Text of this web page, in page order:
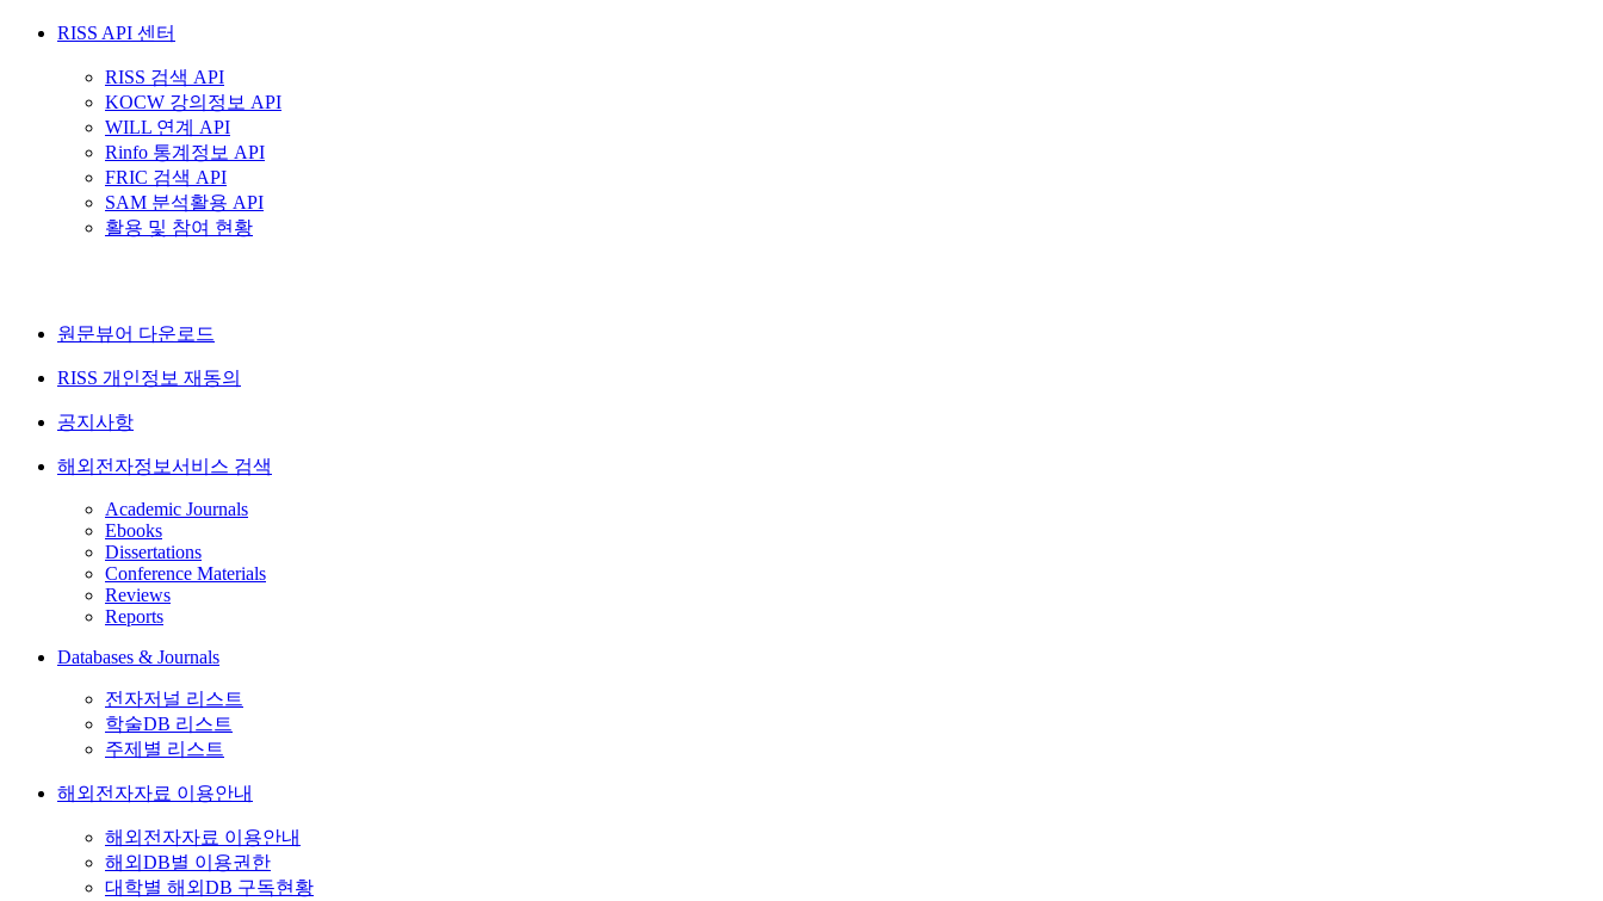
RISS API 센터
RISS 검색 API
KOCW 강의정보 API
WILL 연계 API
Rinfo 통계정보 API
FRIC 검색 API
SAM 분석활용 API
활용 및 참여 현황
원문뷰어 다운로드
RISS 개인정보 재동의
공지사항
해외전자정보서비스 검색
Academic Journals
Ebooks
Dissertations
Conference Materials
Reviews
Reports
Databases & Journals
전자저널 리스트
학술DB 리스트
주제별 리스트
해외전자자료 이용안내
해외전자자료 이용안내
해외DB별 이용권한
대학별 해외DB 구독현황